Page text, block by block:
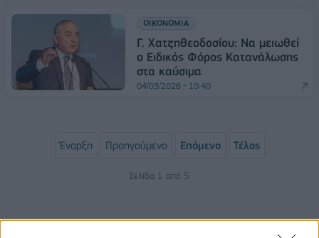
ΟΙΚΟΝΟΜΙΑ
Γ. Χατζηθεοδοσίου: Να μειωθεί
ο Ειδικός Φόρος Κατανάλωσης
στα καύσιμα
04/03/2026 - 10:40
Έναρξη Προηγούμενο Επόμενο Τέλος
Σελίδα 1 από 5